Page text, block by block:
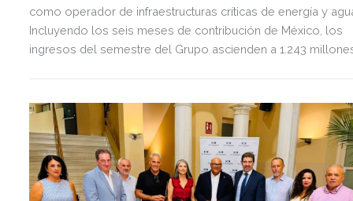
como operador de infraestructuras críticas de energía y
Incluyendo los seis meses de contribución de México, los
ingresos del semestre del Grupo ascienden a 1.243